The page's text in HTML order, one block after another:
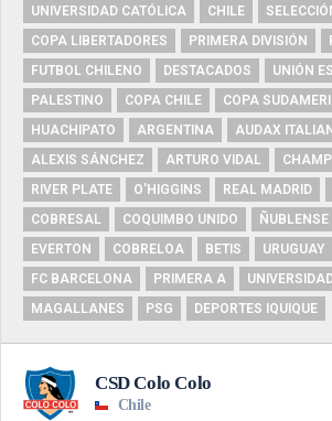
UNIVERSIDAD CATÓLICA
CHILE
COPA LIBERTADORES
PRIMERA DIVISIÓN
FUTBOL CHILENO
DESTACADOS
UNIÓN
PALESTINO
COPA CHILE
COPA
HUACHIPATO
ARGENTINA
AUDAX
ALEXIS SÁNCHEZ
ARTURO VIDAL
RIVER PLATE
O'HIGGINS REAL MADRID
COBRESAL
COQUIMBO UNIDO ÑUBLENSE
EVERTON
COBRELOA BETIS URUGUAY
FC BARCELONA
PRIMERA A
MAGALLANES
PSG DEPORTES IQUIQUE